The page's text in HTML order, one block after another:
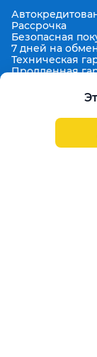
Рассрочка
Безопасная
7 дней на
Техническая
Продленная
Поддержка
Правила